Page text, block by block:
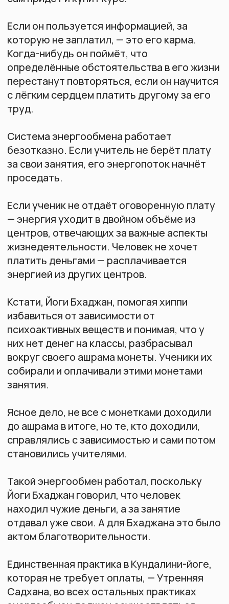
собирали и оплачивали этими монетами
Ясное дело, не все с монетками доходили
до ашрама в итоге, но те, кто доходили,
справлялись с зависимостью и сами потом
становились учителями.
Такой энергообмен работал, поскольку
Йоги Бхаджан говорил, что человек
находил чужие деньги, а за занятие
отдавал уже свои. А для Бхаджана это было
Единственная практика в Кундалини-йоге,
которая не требует оплаты, — Утренняя
Садхана, во всех остальных практиках
энергообмен должен осуществляться.
ученикам — берите оплату за уроки.
Будьте в курсе всех новостей
Узнавайте первыми о событиях и
акциях
Мы в соц.сетях
RuTube
Вконтакте
Контакты
©2026 все права защищены
Я соглашаюсь на обработку
персональных данныхи получение
рассылок
Разработка сайта
hello@kundalini-class.ru
Согласие на обработку
персональных данных
Политика конфиденциальности
Дзен